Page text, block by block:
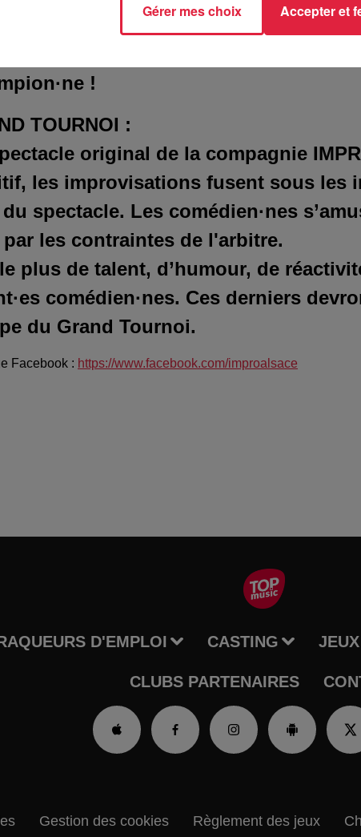
d’improvisation, une véritable
!
TOURNOI :
original de la compagnie
les improvisations fusent sous
spectacle. Les comédien·nes
les contraintes de l'arbitre.
plus de talent, d’humour, de
comédien·nes. Ces derniers
du Grand Tournoi.
Facebook : https://www.facebook.com/improalsace
D'EMPLOI CASTING JEUX
CLUBS PARTENAIRES
Gestion des cookies Règlement des jeux
Gérer mes choix Accepter et